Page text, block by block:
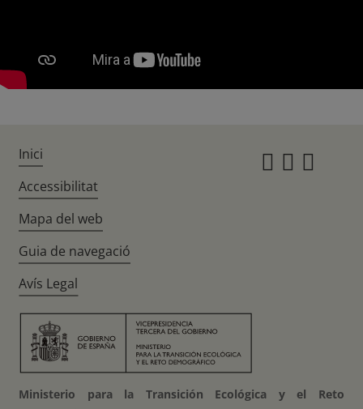
Inici
Accessibilitat
Mapa del web
Guia de navegació
Avís Legal
Ministerio para la Transición Ecológica y el Reto